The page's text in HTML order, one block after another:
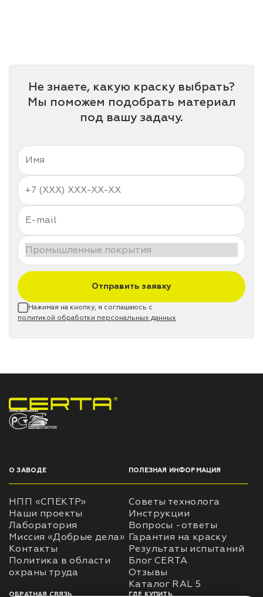
Не знаете, какую краску выбрать?
Мы поможем подобрать материал
под вашу задачу.
Отправить заявку
Нажимая на кнопку, я соглашаюсь с
политикой обработки персональных данных
НПП «СПЕКТР» ЗАВОД ЛАКОКРАСОЧНЫХ МАТЕРИАЛОВ
О ЗАВОДЕ
НПП «СПЕКТР»
Наши проекты
Лаборатория
Миссия «Добрые дела»
Контакты
Политика в области
ПОЛЕЗНАЯ ИНФОРМАЦИЯ
Советы технолога
Инструкции
Вопросы -ответы
Гарантия на краску
Результаты испытаний
Блог CERTA
Отзывы
Каталог RAL 5
ОБРАТНАЯ СВЯЗЬ ГДЕ КУПИТЬ